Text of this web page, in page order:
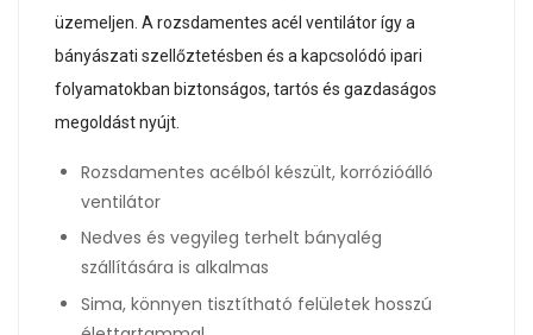
üzemeljen. A rozsdamentes acél ventilátor így a
bányászati szellőztetésben és a kapcsolódó ipari
folyamatokban biztonságos, tartós és gazdaságos
megoldást nyújt.
Rozsdamentes acélból készült, korrózióálló
ventilátor
Nedves és vegyileg terhelt bányalég
szállítására is alkalmas
Sima, könnyen tisztítható felületek hosszú